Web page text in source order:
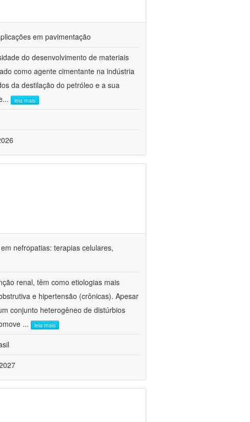
em pavimentação
do desenvolvimento de materiais
como agente cimentante na indústria
da destilação do petróleo e a sua
... leia mais
nefropatias: terapias celulares,
renal, têm como etiologias mais
e hipertensão (crônicas). Apesar
conjunto heterogêneo de distúrbios
... leia mais